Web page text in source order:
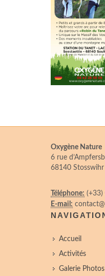
Oxygène Nature
6 rue
68140 Stosswihr
Téléphone:
E-mail:
Accueil
Activités
Galerie Photos